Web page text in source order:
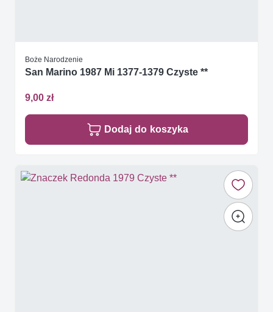
Boże Narodzenie
San Marino 1987 Mi 1377-1379 Czyste **
9,00 zł
Dodaj do koszyka